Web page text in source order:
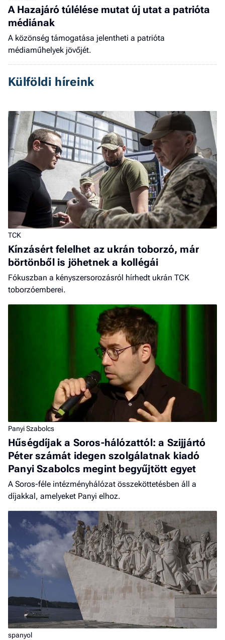
A Hazajáró túlélése mutat új utat a patrióta
médiának
A közönség támogatása jelentheti a patrióta
médiaműhelyek jövőjét.
Külföldi híreink
TCK
Kínzásért felelhet az ukrán toborzó, már
börtönből is jöhetnek a kollégái
Fókuszban a kényszersorozásról hírhedt ukrán TCK
toborzóemberei.
Panyi Szabolcs
Hűségdíjak a Soros-hálózattól: a Szijjártó
Péter számát idegen szolgálatnak kiadó
Panyi Szabolcs megint begyűjtött egyet
A Soros-féle intézményhálózat összeköttetésben áll a
díjakkal, amelyeket Panyi elhoz.
spanyol